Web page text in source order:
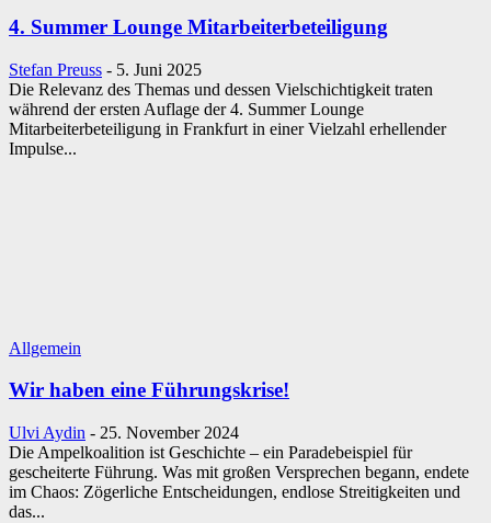
4. Summer Lounge Mitarbeiterbeteiligung
Stefan Preuss - 5. Juni 2025
Die Relevanz des Themas und dessen Vielschichtigkeit traten
während der ersten Auflage der 4. Summer Lounge
Mitarbeiterbeteiligung in Frankfurt in einer Vielzahl erhellender
Impulse...
Allgemein
Wir haben eine Führungskrise!
Ulvi Aydin - 25. November 2024
Die Ampelkoalition ist Geschichte – ein Paradebeispiel für
gescheiterte Führung. Was mit großen Versprechen begann, endete
im Chaos: Zögerliche Entscheidungen, endlose Streitigkeiten und
das...